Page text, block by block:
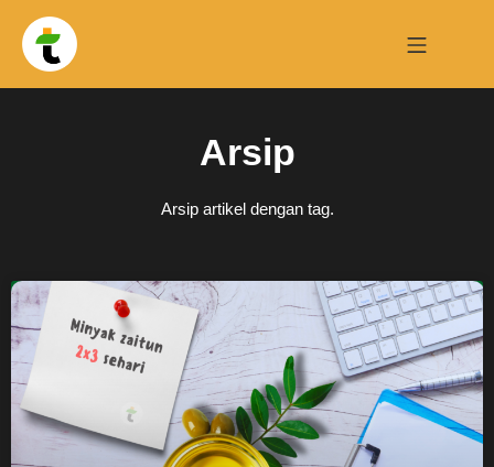
Arsip
Arsip artikel dengan tag.